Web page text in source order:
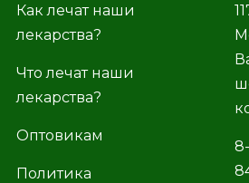
Как лечат наши
лекарства?
Что лечат наши
лекарства?
Оптовикам
Политика